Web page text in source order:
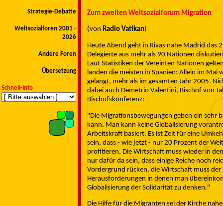
Strategie-Debatte
Weltsozialforen 2001 -
2026
Andere Foren
Übersetzung
Schnell-Info
Zum zweiten Weltsozialforum Migration
(von Radio Vatikan)
Heute Abend geht in Rivas nahe Madrid
Delegierte aus mehr als 90 Nationen
Laut Statistiken der Vereinten Nationen
landen die meisten in Spanien: Allein im Mai
gelangt, mehr als im gesamten Jahr 2005.
dabei auch Demetrio Valentini, Bischof von
Bischofskonferenz:
"Die Migrationsbewegungen geben ein sehr
kann. Man kann keine Globalisierung
Arbeitskraft basiert. Es ist Zeit für eine
sein, dass - wie jetzt - nur 20 Prozent der
profitieren. Die Wirtschaft muss wieder in
nur dafür da sein, dass einige Reiche noch
Vordergrund rücken, die Wirtschaft muss
Herausforderungen in denen man
Globalisierung der Solidarität zu denken."
Die Hilfe für die Migranten sei der Kirche